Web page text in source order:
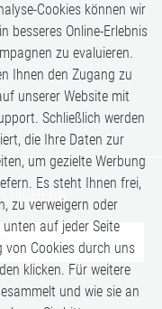
SICHERN:
Cookies können wir
besseres Online-Erlebnis
zu evaluieren.
Ihnen den Zugang zu
unserer Website mit
Schließlich werden
die Ihre Daten zur
um gezielte Werbung
Es steht Ihnen frei,
zu verweigern oder
auf jeder Seite
von Cookies durch uns
klicken. Für weitere
und wie sie an